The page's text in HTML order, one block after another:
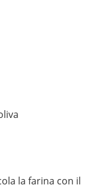
la farina con il